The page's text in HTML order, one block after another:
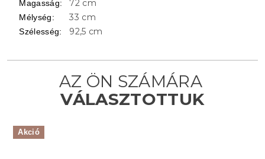
Akció
Magasság: 72 cm
Mélység: 33 cm
Szélesség: 92,5 cm